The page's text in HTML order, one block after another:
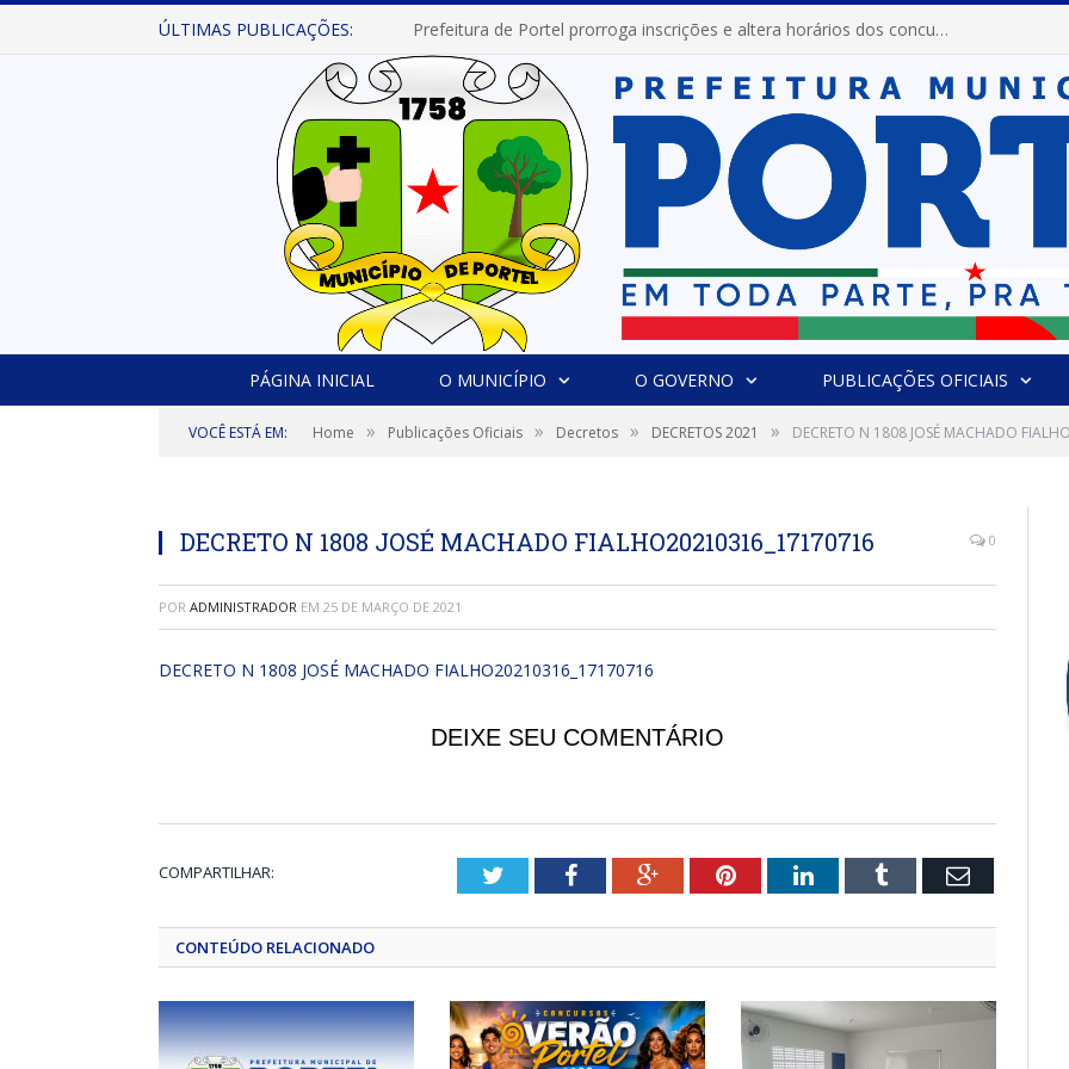
ÚLTIMAS PUBLICAÇÕES: Prefeitura de Portel prorroga inscrições e altera horários dos concursos “Musa” e “Miss Mix Verão 2026”
PÁGINA INICIAL O MUNICÍPIO O GOVERNO PUBLICAÇÕES OFICIAIS
VOCÊ ESTÁ EM: Home » Publicações Oficiais » Decretos » DECRETOS 2021 » DECRETO N 1808 JOSÉ MACHADO
DECRETO N 1808 JOSÉ MACHADO FIALHO20210316_17170716 0
POR ADMINISTRADOR EM 25 DE MARÇO DE 2021
DECRETO N 1808 JOSÉ MACHADO FIALHO20210316_17170716
DEIXE SEU COMENTÁRIO
COMPARTILHAR: TwitterFacebookGoogle+PinterestLinkedInTumblr Email
CONTEÚDO RELACIONADO